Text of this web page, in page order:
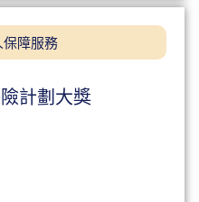
障服務
計劃大獎